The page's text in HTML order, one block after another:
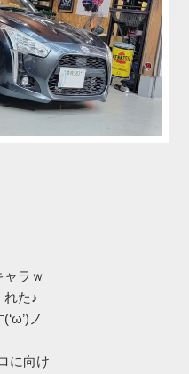
ラｗ
た♪
ノ
に向け